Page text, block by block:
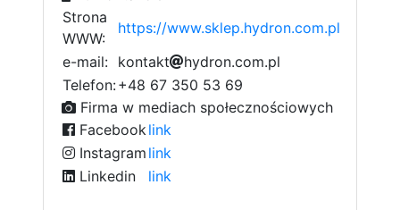
Strona
WWW:
https://www.sklep.hydron.com.pl
e-mail: 5
c
b
kont7
7
akt hydron.comc
f
.pl
Telefon:+48 67 350 53 69
Firma w mediach społecznościowych
Facebook link
Instagram link
Linkedin
link